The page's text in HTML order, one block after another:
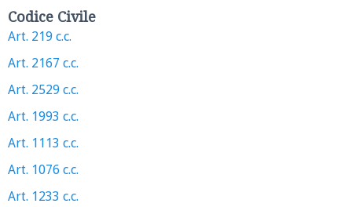
Codice Civile
Art. 219 c.c.
Art. 2167 c.c.
Art. 2529 c.c.
Art. 1993 c.c.
Art. 1113 c.c.
Art. 1076 c.c.
Art. 1233 c.c.